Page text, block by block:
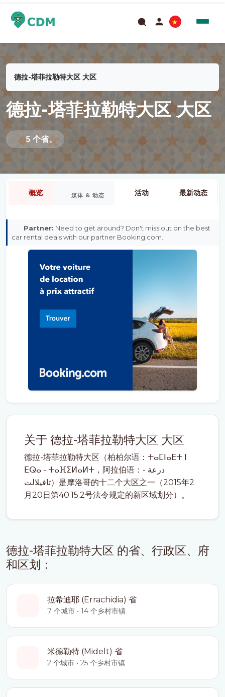
德拉-塔菲拉勒特大区 大区
德拉-塔菲拉勒特大区 大区
5 个省。
关于 德拉-塔菲拉勒特大区 大区
德拉-塔菲拉勒特大区（柏柏尔语：ⵜⴰⵎⵏⴰⴹⵜ ⵏ
ⴹⵕⴰ - ⵜⴰⴼⵉⵍⴰⵍⵜ，阿拉伯语：درعة -
تافيلالت）是摩洛哥的十二个大区之一（2015年2
月20日第40.15.2号法令规定的新区域划分）。
德拉-塔菲拉勒特大区 的省、行政区、府
和区划：
拉希迪耶 (Errachidia) 省
7 个城市 • 14 个乡村市镇
米德勒特 (Midelt) 省
2 个城市 • 25 个乡村市镇
概览 媒体 & 动态 活动 最新动态
Partner: Need to get around? Don't miss out on the best
car rental deals with our partner Booking.com.